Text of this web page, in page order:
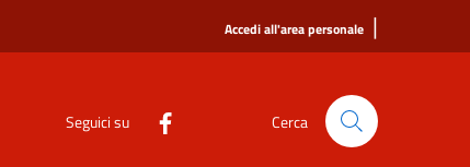
Accedi all'area personale |
Seguici su Cerca